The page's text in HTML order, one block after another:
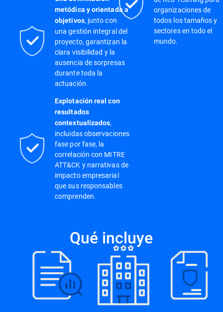
metódica y orientada a
objetivos, junto con
una gestión integral del
proyecto, garantizan la
clara visibilidad y la
ausencia de sorpresas
durante toda la
actuación.
Explotación real con
resultados
contextualizados,
incluidas observaciones
fase por fase, la
correlación con MITRE
ATT&CK y narrativas de
impacto empresarial
que sus responsables
comprenden.
organizaciones de
todos los tamaños y
sectores en todo el
mundo.
Qué incluye